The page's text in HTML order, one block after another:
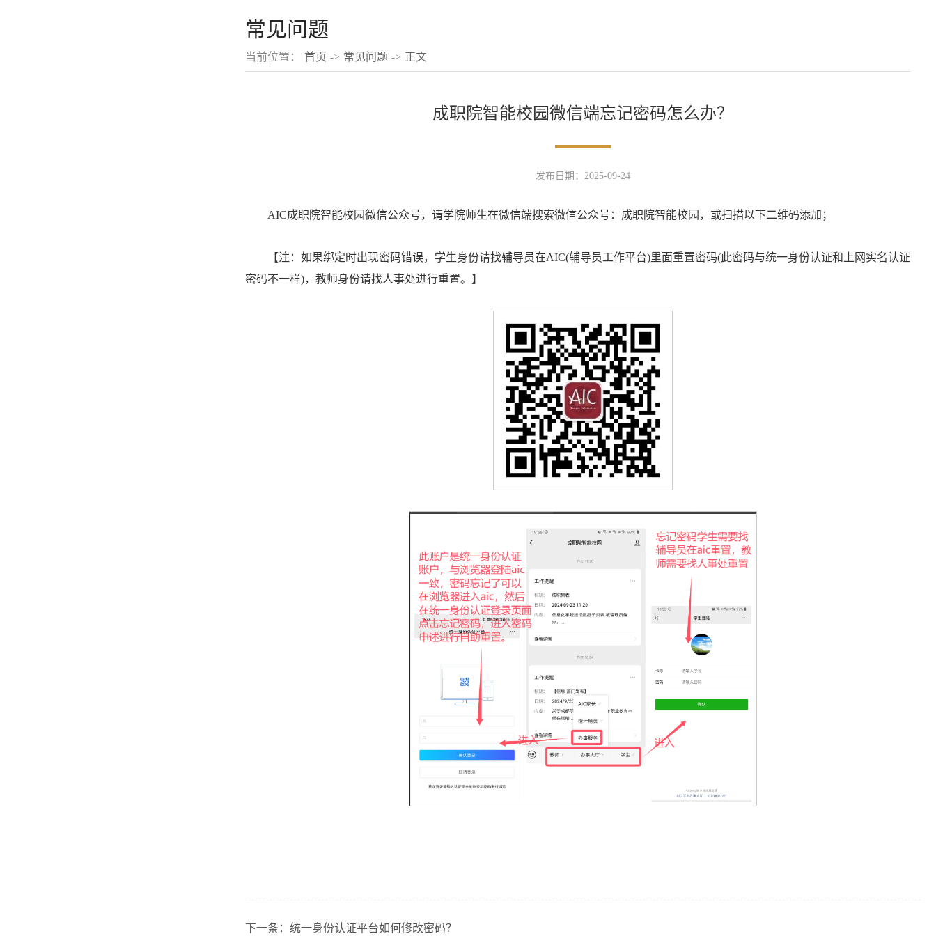
常见问题
当前位置： 首页 -> 常见问题 -> 正文
成职院智能校园微信端忘记密码怎么办？
发布日期：2025-09-24
AIC成职院智能校园微信公众号，请学院师生在微信端搜索微信公众号：成职院智能校园，或扫描以下二维码添加；
【注：如果绑定时出现密码错误，学生身份请找辅导员在AIC(辅导员工作平台)里面重置密码(此密码与统一身份认证和上网实名认证
密码不一样)，教师身份请找人事处进行重置。】
下一条： 统一身份认证平台如何修改密码？